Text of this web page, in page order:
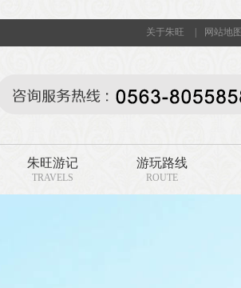
关于朱旺 网站地图
朱旺游记
TRAVELS
游玩路线
ROUTE